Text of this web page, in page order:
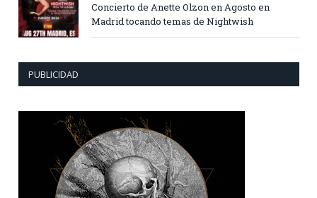
Concierto de Anette Olzon en Agosto en
Madrid tocando temas de Nightwish
PUBLICIDAD